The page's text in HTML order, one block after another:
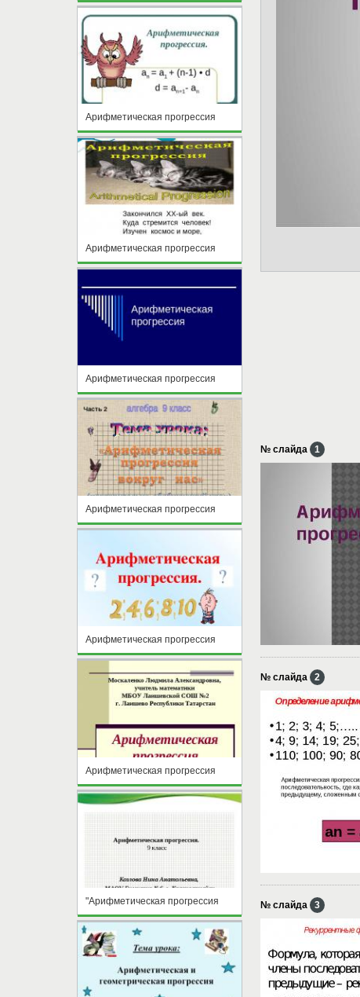
Арифметическая прогрессия
Арифметическая прогрессия
Арифметическая прогрессия
Арифметическая прогрессия
Арифметическая прогрессия
Арифметическая прогрессия
"Арифметическая прогрессия
№ слайда 1
№ слайда 2
№ слайда 3